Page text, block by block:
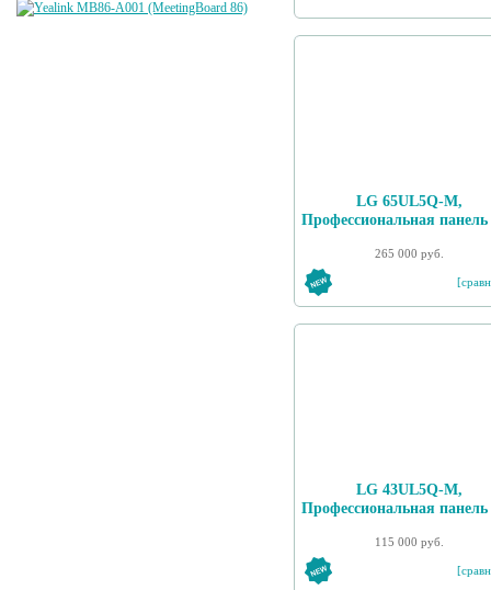
LG 65UL5Q-M,
Профессиональная
265 000 руб.
LG 43UL5Q-M,
Профессиональная
115 000 руб.